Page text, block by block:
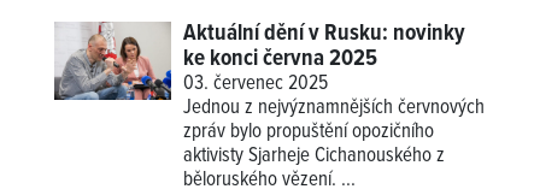
Aktuální dění v Rusku: novinky
ke konci června 2025
03. červenec 2025
Jednou z nejvýznamnějších červnových
zpráv bylo propuštění opozičního
aktivisty Sjarheje Cichanouského z
běloruského vězení. ...